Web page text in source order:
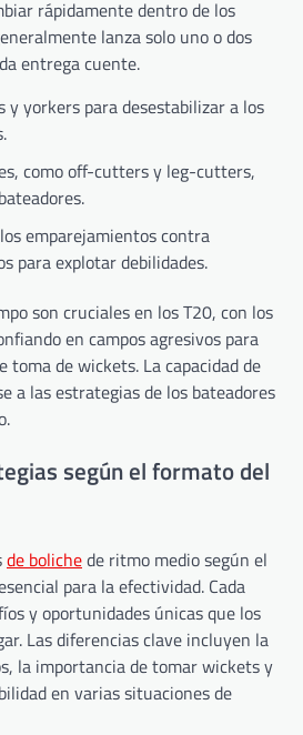
rápidamente dentro de los
lanza solo uno o dos
entrega cuente.
y yorkers para desestabilizar a los
como off-cutters y leg-cutters,
emparejamientos contra
para explotar debilidades.
son cruciales en los T20, con los
en campos agresivos para
toma de wickets. La capacidad de
a las estrategias de los bateadores
según el formato del
de bolichede ritmo medio según el
para la efectividad. Cada
y oportunidades únicas que los
Las diferencias clave incluyen la
la importancia de tomar wickets y
en varias situaciones de